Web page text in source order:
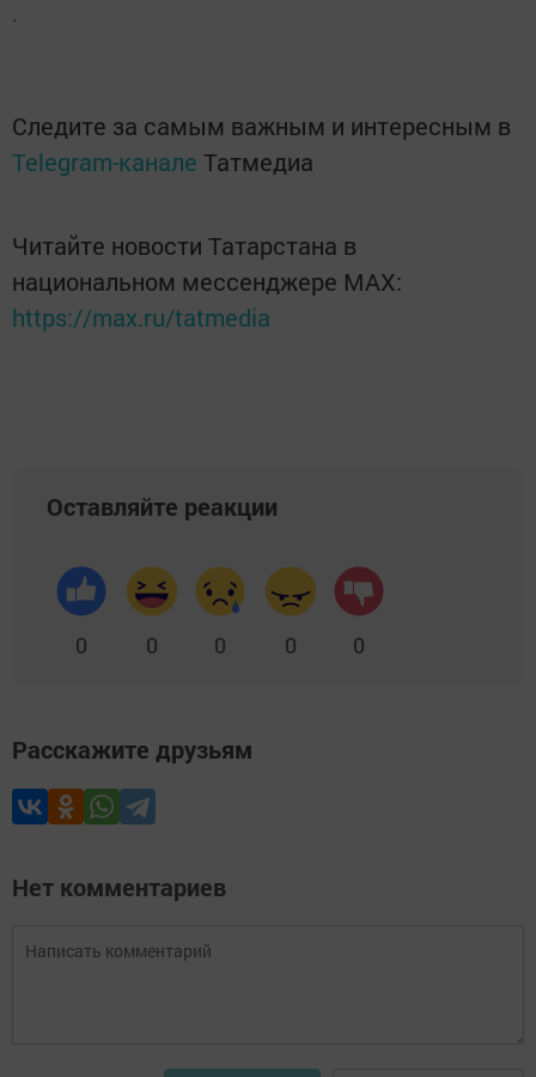
.
Следите за самым важным и интересным в
Telegram-канале Татмедиа
Читайте новости Татарстана в
национальном мессенджере MАХ:
https://max.ru/tatmedia
Оставляйте реакции
0 0 0 0 0
Расскажите друзьям
Нет комментариев